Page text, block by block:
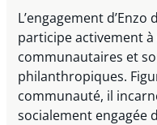
L’engagement
participe activement
communautaires et
philanthropiques.
communauté, il
socialement engagée